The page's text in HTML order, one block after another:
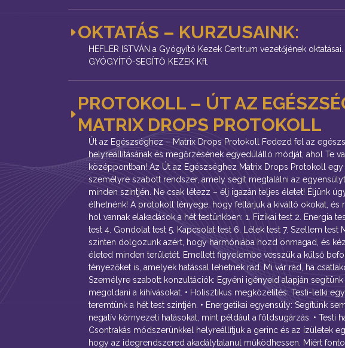
OKTATÁS – KURZUSAINK:
HEFLER ISTVÁN a Gyógyító Kezek Centrum vezetőjének
GYÓGYÍTÓ-SEGÍTŐ KEZEK Kft.
PROTOKOLL – ÚT AZ
MATRIX DROPS PROTOKOLL
Út az Egészséghez – Matrix Drops Protokoll Fedezd fel az
helyreállításának és megőrzésének egyedülálló módját, ahol Te
középpontban! Az Út az Egészséghez Matrix Drops Protokoll
személyre szabott rendszer, amely segít megtalálni az
minden szintjén. Ne csak létezz – élj igazán teljes életet! Éljünk
élhetnénk! A protokoll lényege, hogy feltárjuk a kiváltó okokat, és
hol vannak elakadások a hét testünkben: 1. Fizikai test 2. Energia
test 4. Gondolat test 5. Kapcsolat test 6. Lélek test 7. Szellem test
szinten dolgozunk azért, hogy harmóniába hozd önmagad, és
életed minden területét. Emellett figyelembe vesszük a külső
tényezőket is, amelyek hatással lehetnek rád. Mi vár rád, ha
Személyre szabott konzultációk: Egyéni igényeid alapján segítünk
megoldani a kihívásokat. • Holisztikus megközelítés: Testi-lelki
teremtünk a hét test szintjén. • Energetikai egyensúly: Segítünk
negatív környezeti hatásokat, mint például a földsugárzás. • Testi
Csontrakás módszerünkkel helyreállítjuk a gerinc és az ízületek
hogy az idegrendszered akadálytalanul működhessen. Miért